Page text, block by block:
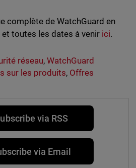
complète de WatchGuard en
toutes les dates à venir ici.
réseau,WatchGuard
sur les produits, Offres
via RSS
via Email